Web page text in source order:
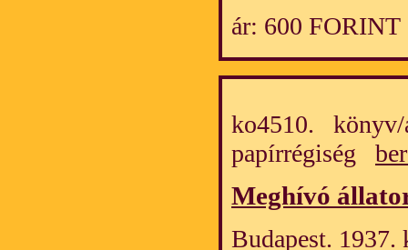
ár: 600 FORINT
ko4510. könyv/
papírrégiség
Meghívó
Budapest. 1937.